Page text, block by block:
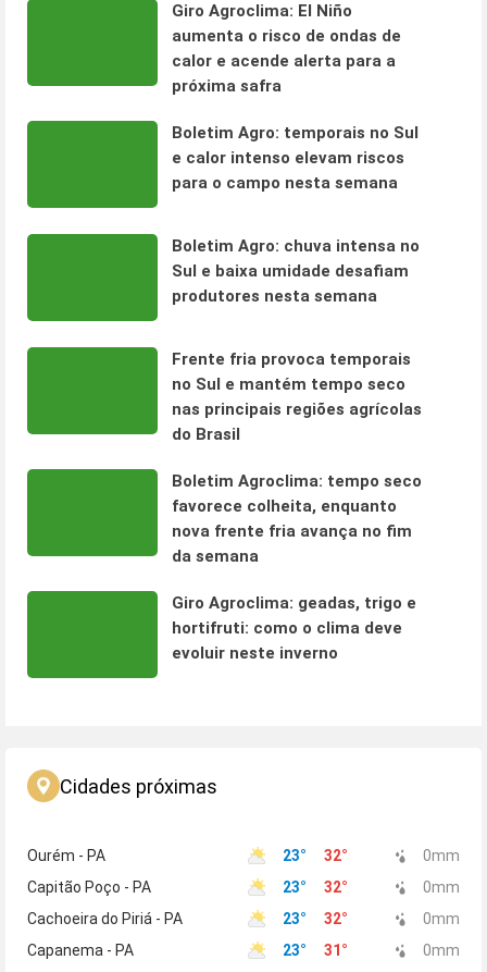
Giro Agroclima: El Niño
aumenta o risco de ondas de
calor e acende alerta para a
próxima safra
Boletim Agro: temporais no Sul
e calor intenso elevam riscos
para o campo nesta semana
Boletim Agro: chuva intensa no
Sul e baixa umidade desafiam
produtores nesta semana
Frente fria provoca temporais
no Sul e mantém tempo seco
nas principais regiões agrícolas
do Brasil
Boletim Agroclima: tempo seco
favorece colheita, enquanto
nova frente fria avança no fim
da semana
Giro Agroclima: geadas, trigo e
hortifruti: como o clima deve
evoluir neste inverno
Cidades próximas
Ourém - PA 23° 32° 0mm
Capitão Poço - PA
23° 32° 0mm
Cachoeira do Piriá - PA
23° 32° 0mm
Capanema - PA
23° 31 ° 0mm